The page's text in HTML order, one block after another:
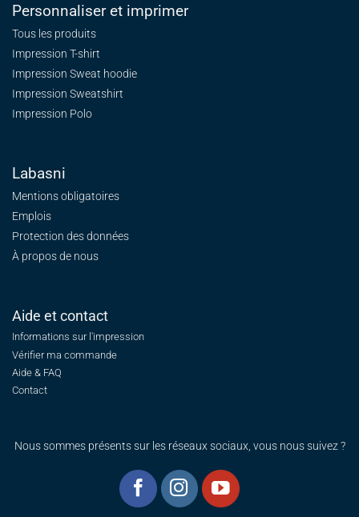
Personnaliser et imprimer
Tous les produits
Impression T-shirt
Impression Sweat hoodie
Impression Sweatshirt
Impression Polo
Labasni
Mentions obligatoires
Emplois
Protection des données
À propos de nous
Aide et contact
Informations sur l'impression
Vérifier ma commande
Aide & FAQ
Contact
Nous sommes présents sur les réseaux sociaux, vous nous suivez ?